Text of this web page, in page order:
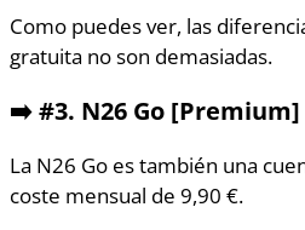
Como puedes ver, las
gratuita no son demasiadas.
➡️ #3. N26 Go [Premium]
La N26 Go es también una
coste mensual de 9,90 €.